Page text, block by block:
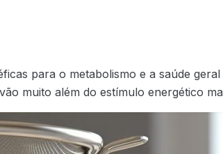
para o metabolismo e a saúde
muito além do estímulo energético